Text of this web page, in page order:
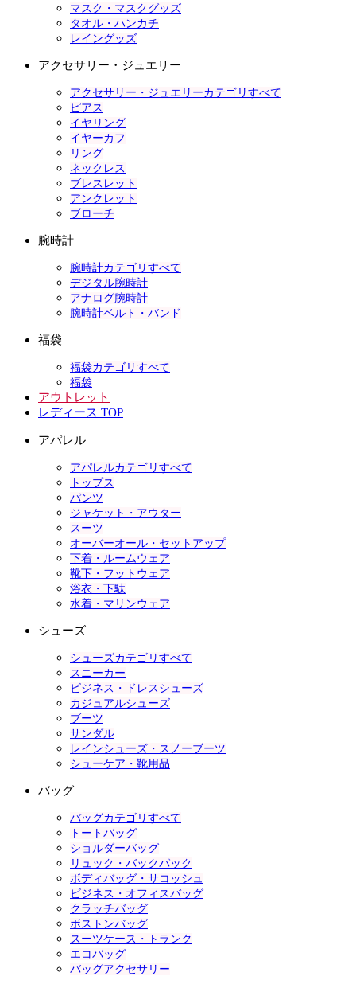
マスク・マスクグッズ
タオル・ハンカチ
レイングッズ
アクセサリー・ジュエリー
アクセサリー・ジュエリーカテゴリすべて
ピアス
イヤリング
イヤーカフ
リング
ネックレス
ブレスレット
アンクレット
ブローチ
腕時計
腕時計カテゴリすべて
デジタル腕時計
アナログ腕時計
腕時計ベルト・バンド
福袋
福袋カテゴリすべて
福袋
アウトレット
レディース TOP
アパレル
アパレルカテゴリすべて
トップス
パンツ
ジャケット・アウター
スーツ
オーバーオール・セットアップ
下着・ルームウェア
靴下・フットウェア
浴衣・下駄
水着・マリンウェア
シューズ
シューズカテゴリすべて
スニーカー
ビジネス・ドレスシューズ
カジュアルシューズ
ブーツ
サンダル
レインシューズ・スノーブーツ
シューケア・靴用品
バッグ
バッグカテゴリすべて
トートバッグ
ショルダーバッグ
リュック・バックパック
ボディバッグ・サコッシュ
ビジネス・オフィスバッグ
クラッチバッグ
ボストンバッグ
スーツケース・トランク
エコバッグ
バッグアクセサリー